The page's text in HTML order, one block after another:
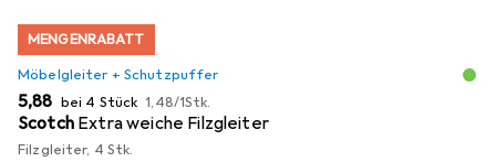
MENGENRABATT
Möbelgleiter + Schutzpuffer
EUR
5,88 bei 4 Stück EUR
1,48/1Stk.
Scotch Extra weiche Filzgleiter
Filzgleiter, 4 Stk.